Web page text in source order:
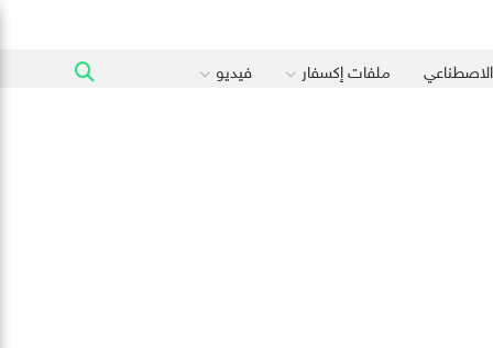
الاصطناعي ملفات إكسفار فيديو